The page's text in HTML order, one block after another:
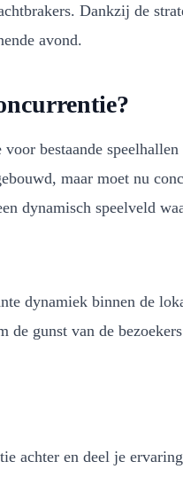
Dankzij de
avond.
bestaande
maar moet nu
dynamisch speelveld
dynamiek binnen de
de gunst van de
achter en deel je